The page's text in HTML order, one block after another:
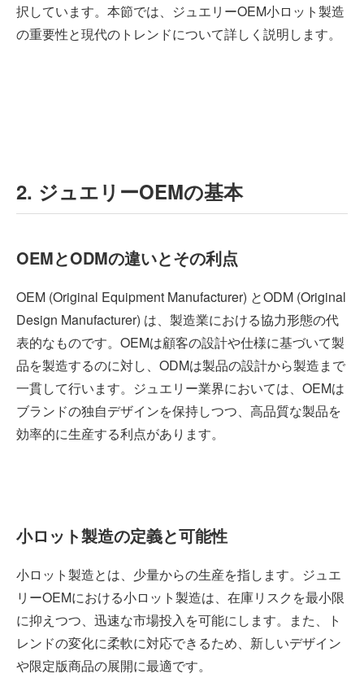
択しています。本節では、ジュエリーOEM小ロット製造
の重要性と現代のトレンドについて詳しく説明します。
2. ジュエリーOEMの基本
OEMとODMの違いとその利点
OEM (Original Equipment Manufacturer) とODM (Original
Design Manufacturer) は、製造業における協力形態の代
表的なものです。OEMは顧客の設計や仕様に基づいて製
品を製造するのに対し、ODMは製品の設計から製造まで
一貫して行います。ジュエリー業界においては、OEMは
ブランドの独自デザインを保持しつつ、高品質な製品を
効率的に生産する利点があります。
小ロット製造の定義と可能性
小ロット製造とは、少量からの生産を指します。ジュエ
リーOEMにおける小ロット製造は、在庫リスクを最小限
に抑えつつ、迅速な市場投入を可能にします。また、ト
レンドの変化に柔軟に対応できるため、新しいデザイン
や限定版商品の展開に最適です。